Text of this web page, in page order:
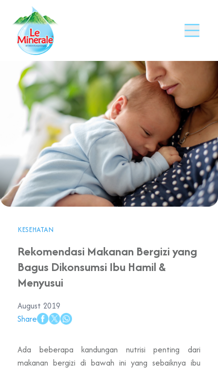
KESEHATAN
Rekomendasi Makanan Bergizi yang
Bagus Dikonsumsi Ibu Hamil &
Menyusui
August 2019
Share
Ada beberapa kandungan nutrisi penting dari
makanan bergizi di bawah ini yang sebaiknya ibu